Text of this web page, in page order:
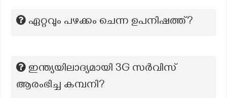
ഏറ്റവും പഴക്കം ചെന്ന ഉപനിഷത്ത്?
ഇന്ത്യയിലാദ്യമായി 3G സർവിസ്
ആരംഭിച്ച കമ്പനി?